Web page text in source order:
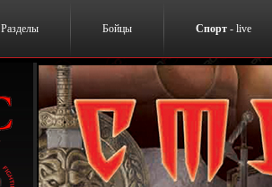
Разделы Бойцы Спорт - live